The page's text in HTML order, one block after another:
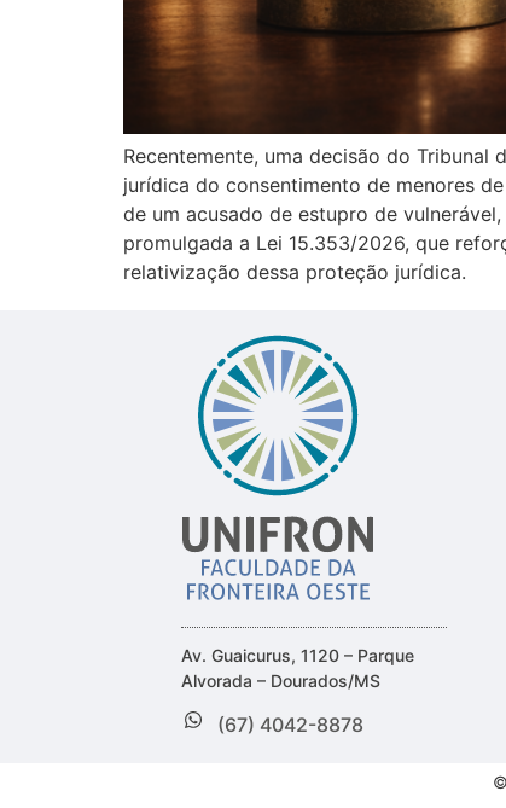
Recentemente, uma decisão do
jurídica do consentimento de menores
de um acusado de estupro de
promulgada a Lei 15.353/2026, que
relativização dessa proteção jurídica.
Av. Guaicurus, 1120 – Parque
Alvorada – Dourados/MS
(67) 4042-8878